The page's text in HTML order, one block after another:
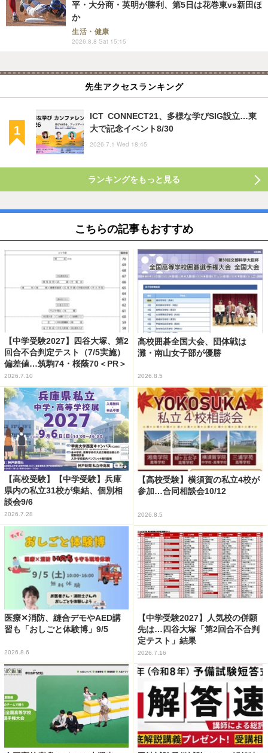
平・大分商・英明が勝利、第5日は花巻東vs新田ほ
か
生活・健康
2026.8.8 Sat 15:15
先生アクセスランキング
ICT CONNECT21、多様な学びSIG設立…東
大で記念イベント8/30
2026.7.1 Wed 18:45
ランキングをもっと見る
こちらの記事もおすすめ
【中学受験2027】四谷大塚、第2
回合不合判定テスト（7/5実施）
偏差値…筑駒74・桜蔭70＜PR＞
2026.7.10
高校囲碁全国大会、団体戦は
灘・南山女子部が優勝
2026.8.5
【高校受験】【中学受験】兵庫
県内の私立31校が集結、個別相
談会9/6
2026.7.28
【高校受験】横須賀の私立4校が
参加…合同相談会10/12
2026.8.5
医療✕消防、縫合デモやAED講
習も「おしごと体験博」9/5
2026.8.6
【中学受験2027】人気校の併願
先は…四谷大塚「第2回合不合判
定テスト」結果
2026.7.16